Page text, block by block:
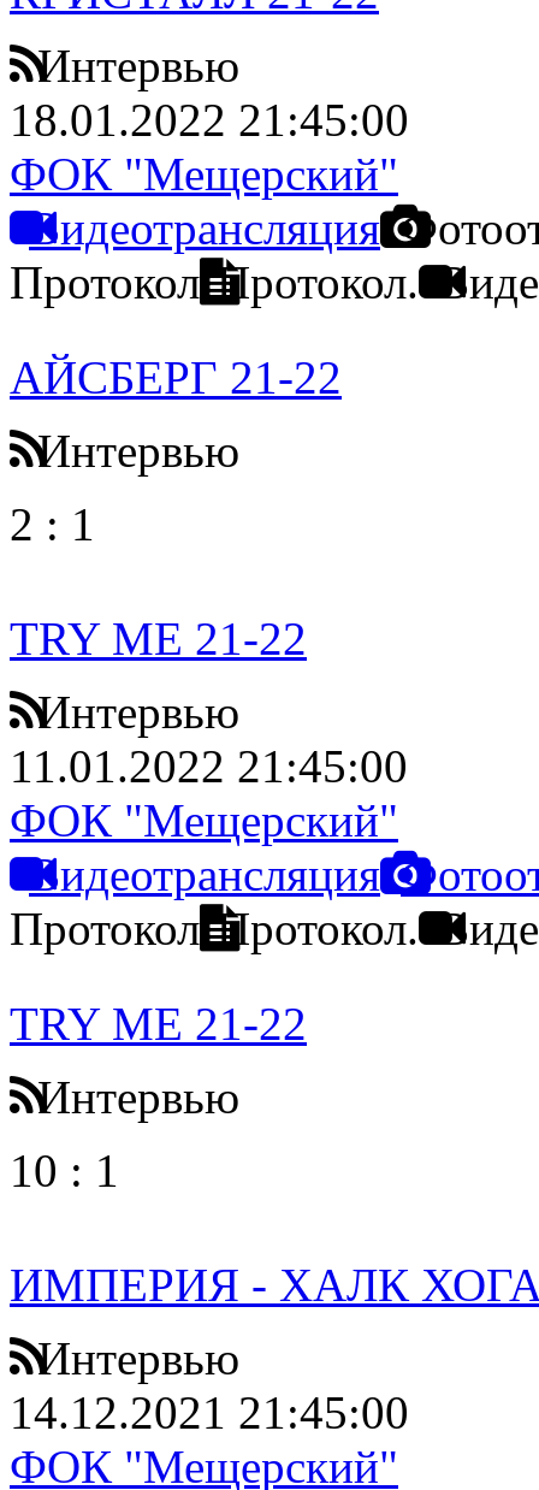
Интервью
18.01.2022 21:45:00
ФОК "Мещерский"
Видеотрансляция
Протокол Протокол.
АЙСБЕРГ 21-22
Интервью
2 : 1
TRY ME 21-22
Интервью
11.01.2022 21:45:00
ФОК "Мещерский"
Видеотрансляция
Протокол Протокол.
TRY ME 21-22
Интервью
10 : 1
ИМПЕРИЯ - ХАЛК
Интервью
14.12.2021 21:45:00
ФОК "Мещерский"